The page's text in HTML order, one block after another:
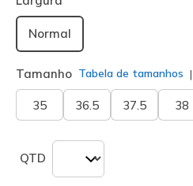
Normal
Tamanho Tabela de tamanhos
35 36.5 37.5 38
QTD